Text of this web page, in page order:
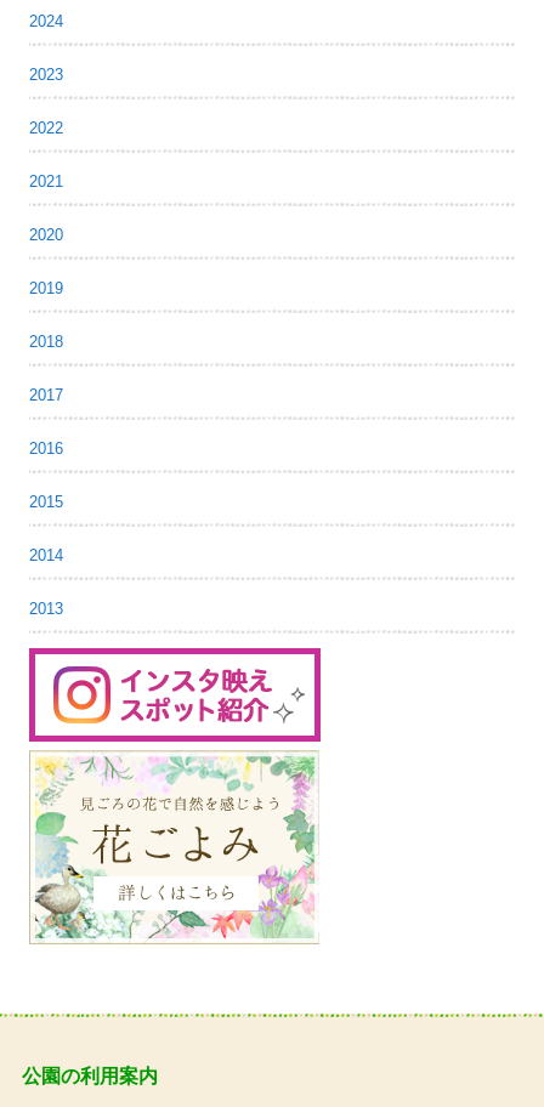
2024
2023
2022
2021
2020
2019
2018
2017
2016
2015
2014
2013
公園の利用案内